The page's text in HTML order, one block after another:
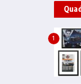
1